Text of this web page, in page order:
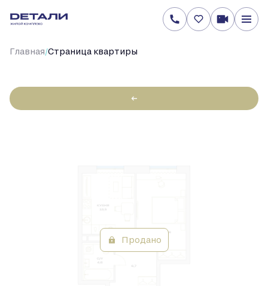
Главная/Cтраница квартиры
←
1-
40.2 м
Продано